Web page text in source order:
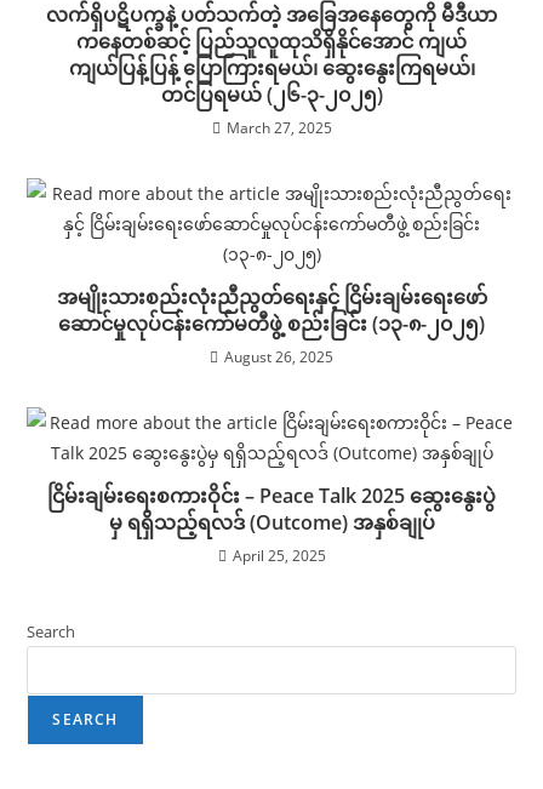
လက်ရှိပဋိပက္ခနဲ့ ပတ်သက်တဲ့ အခြေအနေတွေကို မီဒီယာ
ကနေတစ်ဆင့် ပြည်သူလူထုသိရှိနိုင်အောင် ကျယ်
ကျယ်ပြန့်ပြန့် ပြောကြားရမယ်၊ ဆွေးနွေးကြရမယ်၊
တင်ပြရမယ် (၂၆-၃-၂၀၂၅)
March 27, 2025
အမျိုးသားစည်းလုံးညီညွတ်ရေးနှင့် ငြိမ်းချမ်းရေးဖော်
ဆောင်မှုလုပ်ငန်းကော်မတီဖွဲ့ စည်းခြင်း (၁၃-၈-၂၀၂၅)
August 26, 2025
ငြိမ်းချမ်းရေးစကားဝိုင်း – Peace Talk 2025 ဆွေးနွေးပွဲ
မှ ရရှိသည့်ရလဒ် (Outcome) အနှစ်ချုပ်
April 25, 2025
Search
SEARCH